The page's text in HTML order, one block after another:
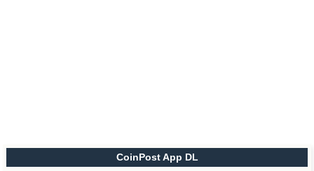
CoinPost App DL